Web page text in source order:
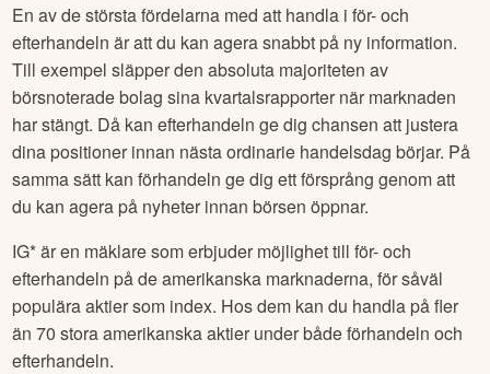
En av de största fördelarna med att handla i för- och
efterhandeln är att du kan agera snabbt på ny information.
Till exempel släpper den absoluta majoriteten av
börsnoterade bolag sina kvartalsrapporter när marknaden
har stängt. Då kan efterhandeln ge dig chansen att justera
dina positioner innan nästa ordinarie handelsdag börjar. På
samma sätt kan förhandeln ge dig ett försprång genom att
du kan agera på nyheter innan börsen öppnar.
IG* är en mäklare som erbjuder möjlighet till för- och
efterhandeln på de amerikanska marknaderna, för såväl
populära aktier som index. Hos dem kan du handla på fler
än 70 stora amerikanska aktier under både förhandeln och
efterhandeln.